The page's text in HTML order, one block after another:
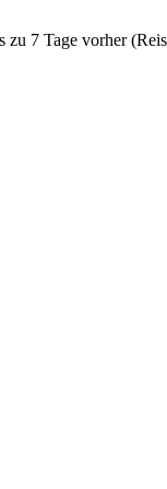
7 Tage vorher